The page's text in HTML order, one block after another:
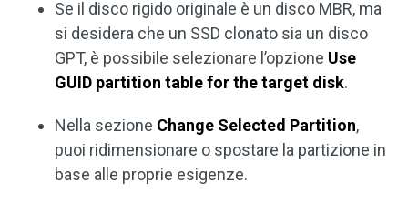
Se il disco rigido originale è un disco MBR, ma
si desidera che un SSD clonato sia un disco
GPT, è possibile selezionare l’opzione Use
GUID partition table for the target disk.
Nella sezione Change Selected Partition,
puoi ridimensionare o spostare la partizione in
base alle proprie esigenze.